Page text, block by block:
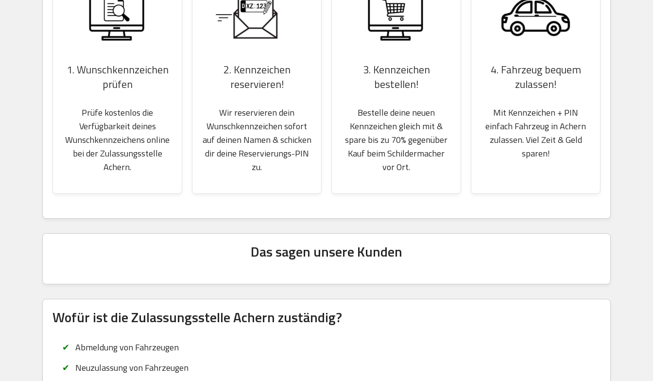
1. Wunschkennzeichen
prüfen
Prüfe kostenlos die
Verfügbarkeit deines
Wunschkennzeichens online
bei der Zulassungsstelle
Achern.
2. Kennzeichen
reservieren!
Wir reservieren dein
Wunschkennzeichen sofort
auf deinen Namen & schicken
dir deine Reservierungs-PIN
zu.
3. Kennzeichen
bestellen!
Bestelle deine neuen
Kennzeichen gleich mit &
spare bis zu 70% gegenüber
Kauf beim Schildermacher
vor Ort.
4. Fahrzeug bequem
zulassen!
Mit Kennzeichen + PIN
einfach Fahrzeug in Achern
zulassen. Viel Zeit & Geld
sparen!
Das sagen unsere Kunden
Wofür ist die Zulassungsstelle Achern zuständig?
Abmeldung von Fahrzeugen
Neuzulassung von Fahrzeugen